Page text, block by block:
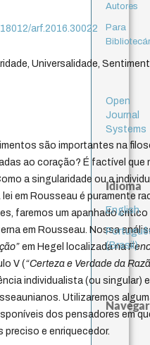
arf.2016.30022
Universalidade,
são importantes na
ao coração? É factível que
a singularidade ou a
em Rousseau é puramente
faremos um apanhado
em Rousseau. Nossa
em Hegel localizada na
V (“Certeza e Verdade da
individualista (ou singular)
Utilizaremos
dos pensadores em
preciso e enriquecedor.
Autores
Para
Open
Journal
Systems
Idioma
English
(Brasil)
Navegar